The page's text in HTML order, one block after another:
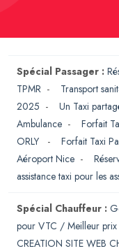
Spécial Passager :
TPMR - Transport
2025 - Un Taxi
Ambulance - Forfait
ORLY
- Forfait Taxi
Aéroport Nice -
assistance taxi pour les
Spécial Chauffeur :
pour VTC / Meilleur prix
CREATION SITE WEB